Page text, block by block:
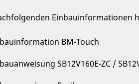
Einbauinformationen
BM-Touch
SB12V160E-ZC /